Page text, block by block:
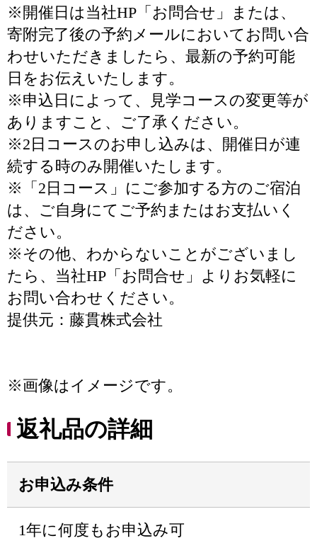
※開催日は当社HP「お問合せ」または、
寄附完了後の予約メールにおいてお問い合
わせいただきましたら、最新の予約可能
日をお伝えいたします。
※申込日によって、見学コースの変更等が
ありますこと、ご了承ください。
※2日コースのお申し込みは、開催日が連
続する時のみ開催いたします。
※「2日コース」にご参加する方のご宿泊
は、ご自身にてご予約またはお支払いく
ださい。
※その他、わからないことがございまし
たら、当社HP「お問合せ」よりお気軽に
お問い合わせください。
提供元：藤貫株式会社
※画像はイメージです。
返礼品の詳細
お申込み条件
1年に何度もお申込み可